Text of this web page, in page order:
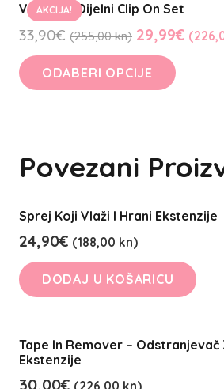
AKCIJA!
Valovit 3 Dijelni Clip On Set
33,90€ (255,00 kn) 29,99€
ODABERI OPCIJE
Povezani
Sprej Koji Vlaži I Hrani Ekstenzije
24,90€ (188,00 kn)
DODAJ U KOŠARICU
Tape In Remover – Odstranjevač
Ekstenzije